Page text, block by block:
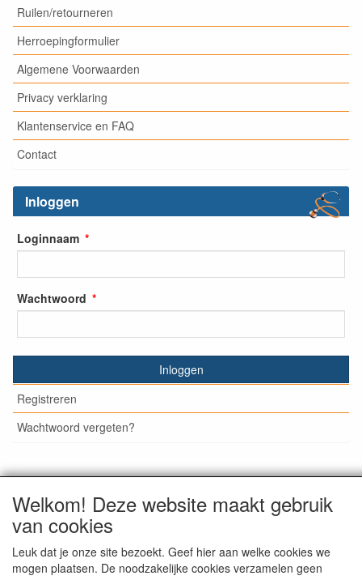
Ruilen/retourneren
Herroepingformulier
Algemene Voorwaarden
Privacy verklaring
Klantenservice en FAQ
Contact
Inloggen
Loginnaam
Wachtwoord
Inloggen
Registreren
Wachtwoord vergeten?
© Medisan Trading | Alblasserdam. Alle genoemde prijzen
zijn inclusief BTW en exclusief
, tenzij anders
staat aangegeven.
Welkom! Deze website maakt gebruik
van cookies
Leuk dat je onze site bezoekt. Geef hier aan welke cookies we
mogen plaatsen. De noodzakelijke cookies verzamelen geen